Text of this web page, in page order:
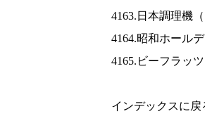
4163.日本調理機（
4164.昭和ホール
4165.ビーフラッ
インデックスに戻